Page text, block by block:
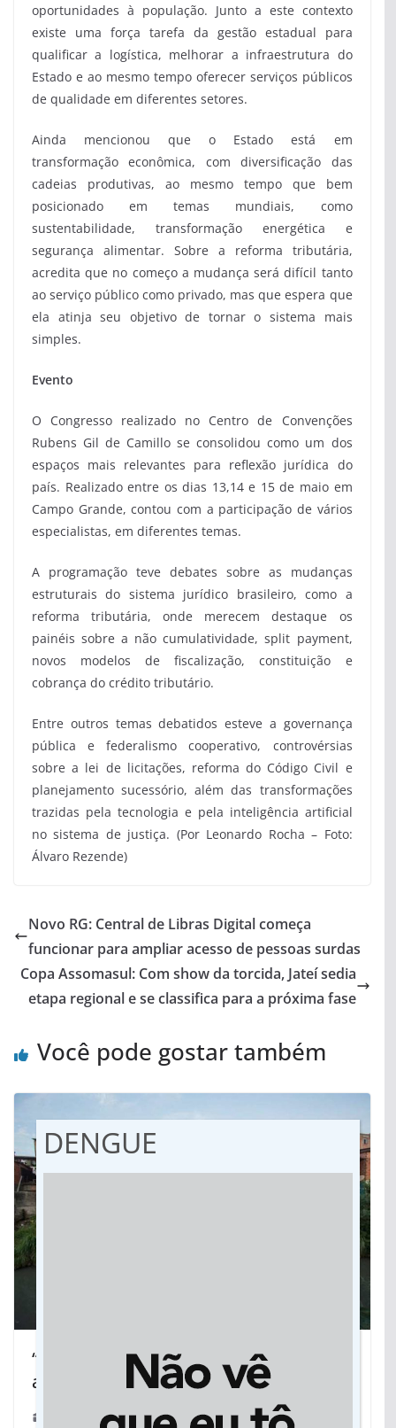
oportunidades à população. Junto a este contexto
existe uma força tarefa da gestão estadual para
qualificar a logística, melhorar a infraestrutura do
Estado e ao mesmo tempo oferecer serviços públicos
de qualidade em diferentes setores.
Ainda mencionou que o Estado está em
transformação econômica, com diversificação das
cadeias produtivas, ao mesmo tempo que bem
posicionado em temas mundiais, como
sustentabilidade, transformação energética e
segurança alimentar. Sobre a reforma tributária,
acredita que no começo a mudança será difícil tanto
ao serviço público como privado, mas que espera que
ela atinja seu objetivo de tornar o sistema mais
simples.
Evento
O Congresso realizado no Centro de Convenções
Rubens Gil de Camillo se consolidou como um dos
espaços mais relevantes para reflexão jurídica do
país. Realizado entre os dias 13,14 e 15 de maio em
Campo Grande, contou com a participação de vários
especialistas, em diferentes temas.
A programação teve debates sobre as mudanças
estruturais do sistema jurídico brasileiro, como a
reforma tributária, onde merecem destaque os
painéis sobre a não cumulatividade, split payment,
novos modelos de fiscalização, constituição e
cobrança do crédito tributário.
Entre outros temas debatidos esteve a governança
pública e federalismo cooperativo, controvérsias
sobre a lei de licitações, reforma do Código Civil e
planejamento sucessório, além das transformações
trazidas pela tecnologia e pela inteligência artificial
no sistema de justiça. (Por Leonardo Rocha – Foto:
Álvaro Rezende)
Novo RG: Central de Libras Digital começa
funcionar para ampliar acesso de pessoas surdas
Copa Assomasul: Com show da torcida, Jateí sedia
etapa regional e se classifica para a próxima fase
Você pode gostar também
“A extrema pobreza no Brasil voltou
aos níveis de 12 anos atrás”
DENGUE